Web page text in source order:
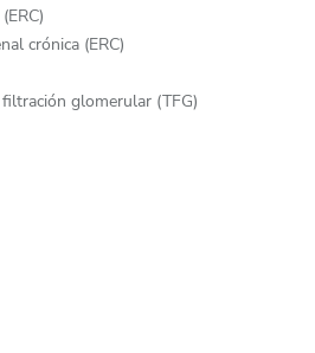
crónica (ERC)
glomerular (TFG)